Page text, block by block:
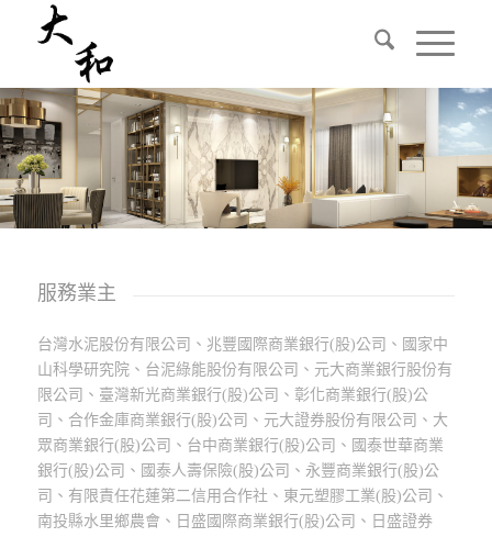
服務業主
台灣水泥股份有限公司、兆豐國際商業銀行(股)公司、國家中
山科學研究院、台泥綠能股份有限公司、元大商業銀行股份有
限公司、臺灣新光商業銀行(股)公司、彰化商業銀行(股)公
司、合作金庫商業銀行(股)公司、元大證券股份有限公司、大
眾商業銀行(股)公司、台中商業銀行(股)公司、國泰世華商業
銀行(股)公司、國泰人壽保險(股)公司、永豐商業銀行(股)公
司、有限責任花蓮第二信用合作社、東元塑膠工業(股)公司、
南投縣水里鄉農會、日盛國際商業銀行(股)公司、日盛證券